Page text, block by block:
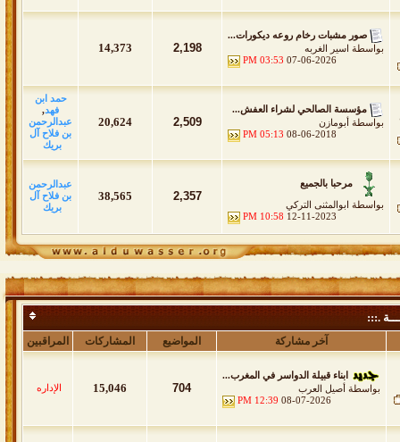
صور مشبات رخام روعه ديكورات...
بواسطة اسير الغربه
07-06-2026
03:53 PM
2,198
14,373
مؤسسة الصالحي لشراء العفش...
بواسطة أبومازن
08-06-2018
05:13 PM
2,509
20,624
حمد ابن
فهد,
عبدالرحمن
بن فلاح آل
بريك
مرحبا بالجميع
بواسطة ابوالمثنى التركي
12-11-2023
10:58 PM
2,357
38,565
عبدالرحمن
بن فلاح آل
بريك
.:::
آخر مشاركة المواضيع المشاركات المراقبين
ابناء قبيلة الدواسر في المغرب...
بواسطة أصيل العرب
08-07-2026
12:39 PM
704
15,046 الإداره